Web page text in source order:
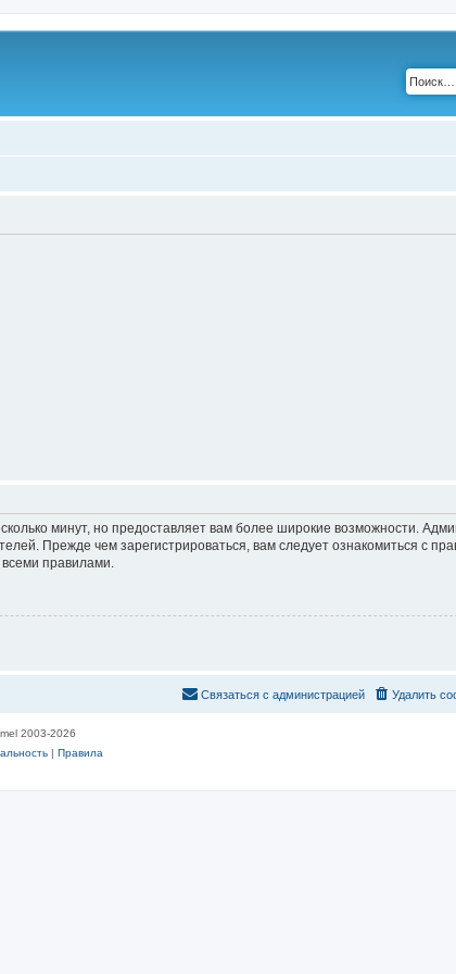
минут, но предоставляет вам более широкие возможности.
Прежде чем зарегистрироваться, вам следует ознакомиться с
правилами.
Удалить
Связаться с администрацией
2003-2026
| Правила